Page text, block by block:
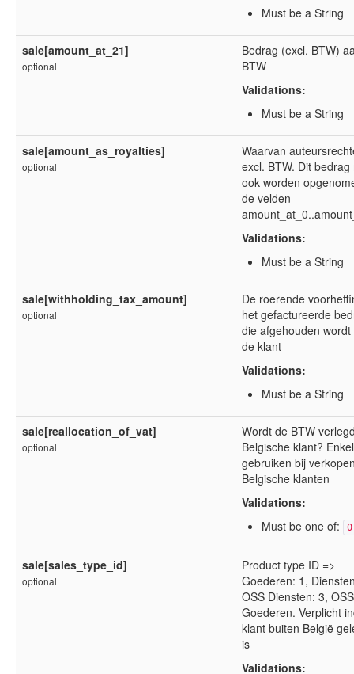
Must be a String
sale[amount_at_21]
optional
Bedrag (excl. BTW)
BTW
Validations:
Must be a String
sale[amount_as_royalties]
optional
Waarvan
excl. BTW. Dit bedrag
ook worden
de velden
Validations:
Must be a String
sale[withholding_tax_amount]
optional
De roerende
het gefactureerde
die afgehouden
de klant
Validations:
Must be a String
sale[reallocation_of_vat]
optional
Wordt de BTW
Belgische klant?
gebruiken bij
Belgische klanten
Validations:
Must be one of:
0
sale[sales_type_id]
optional
Product type ID =>
Goederen: 1,
OSS Diensten: 3, OSS
Goederen. Verplicht
klant buiten België
is
Validations: